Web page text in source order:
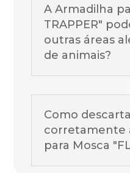
A Armadilha
TRAPPER"
outras áreas
de animais?
Como
corretamente
para Mosca